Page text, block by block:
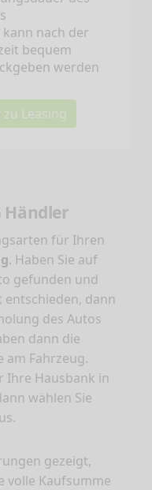
nach der
bequem
werden
Leasing
Händler
für Ihren
. Haben Sie auf
gefunden und
dann
des Autos
dann die
Fahrzeug.
Ihre Hausbank in
wählen Sie
gezeigt,
volle Kaufsumme